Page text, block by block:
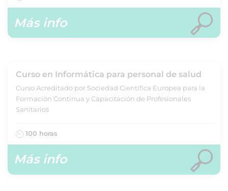
Más info
Curso en Informática para personal de salud
Curso Acreditado por Sociedad Científica Europea para la
Formación Continua y Capacitación de Profesionales
Sanitarios
100 horas
Más info